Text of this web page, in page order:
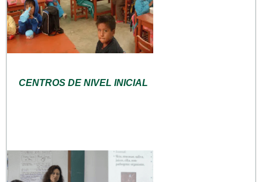
CENTROS DE NIVEL INICIAL